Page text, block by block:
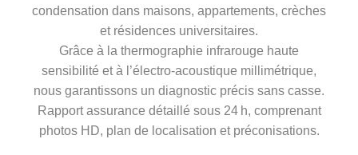
condensation dans maisons, appartements, crèches
et résidences universitaires.
Grâce à la thermographie infrarouge haute
sensibilité et à l’électro‑acoustique millimétrique,
nous garantissons un diagnostic précis sans casse.
Rapport assurance détaillé sous 24 h, comprenant
photos HD, plan de localisation et préconisations.